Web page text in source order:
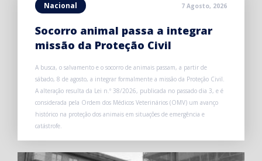
Nacional 7 Agosto, 2026
Socorro animal passa a integrar
missão da Proteção Civil
A busca, o salvamento e o socorro de animais passam, a partir de
sábado, 8 de agosto, a integrar formalmente a missão da Proteção Civil.
A alteração resulta da Lei n.º 38/2026, publicada no passado dia 3, e é
considerada pela Ordem dos Médicos Veterinários (OMV) um avanço
histórico na proteção dos animais em situações de emergência e
catástrofe.